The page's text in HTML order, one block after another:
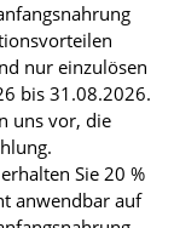
nur einzulösen
bis 31.08.2026.
uns vor, die
Sie 20 %
anwendbar auf